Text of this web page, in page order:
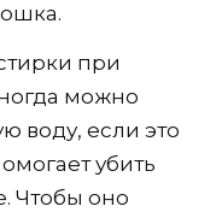
при
можно
воду, если это
убить
Чтобы оно